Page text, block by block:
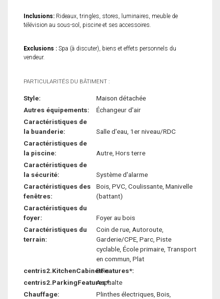
Inclusions: Rideaux, tringles, stores, luminaires, meuble de
télévision au sous-sol, piscine et ses accessoires.
Exclusions : Spa (à discuter), biens et effets personnels du
vendeur.
PARTICULARITÉS DU BÂTIMENT :
Style:
Maison détachée
Autres équipements:
Échangeur d'air
Caractéristiques de
la buanderie:
Salle d'eau, 1er niveau/RDC
Caractéristiques de
la piscine:
Autre, Hors terre
Caractéristiques de
la sécurité:
Système d'alarme
Caractéristiques des
fenêtres:
Bois, PVC, Coulissante, Manivelle
(battant)
Caractéristiques du
foyer:
Foyer au bois
Caractéristiques du
terrain:
Coin de rue, Autoroute,
Garderie/CPE, Parc, Piste
cyclable, École primaire, Transport
en commun, Plat
centris2.KitchenCabinetFeatures*:
Bois
centris2.ParkingFeatures*:
Asphalte
Chauffage:
Plinthes électriques, Bois,